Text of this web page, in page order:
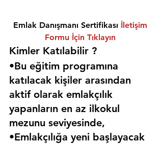
Emlak Danışmanı Sertifikası İletişim
Formu İçin Tıklayın
Kimler Katılabilir ?
•Bu eğitim programına
katılacak kişiler arasından
aktif olarak emlakçılık
yapanların en az ilkokul
mezunu seviyesinde,
•Emlakçılığa yeni başlayacak